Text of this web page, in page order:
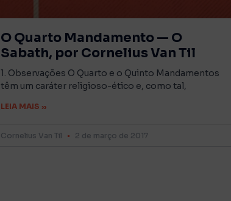
O Quarto Mandamento — O
Sabath, por Cornelius Van Til
1. Observações O Quarto e o Quinto Mandamentos
têm um caráter religioso-ético e, como tal,
LEIA MAIS »
Cornelius Van Til 2 de março de 2017